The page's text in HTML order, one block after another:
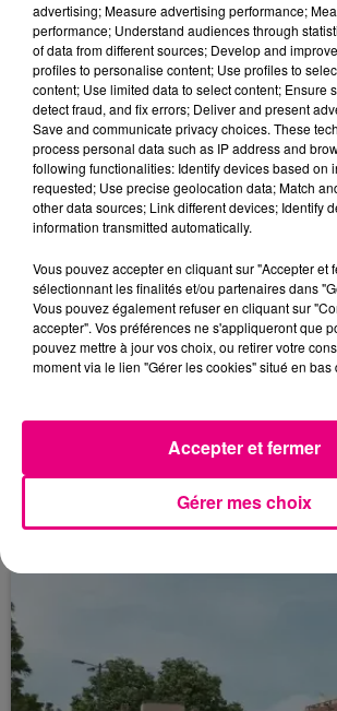
24 juillet 2026
Incendie à Plaisance-du-
habitations évacuées face
Violent incendie au nord de
advertising; Measure advertising performance;
performance; Understand audiences through
of data from different sources; Develop and
profiles to personalise content; Use profiles to
content; Use limited data to select content; Ensure
detect fraud, and fix errors; Deliver and present
Save and communicate privacy choices. These
process personal data such as IP address and
following functionalities: Identify devices based on
requested; Use precise geolocation data; Match
other data sources; Link different devices; Identify
information transmitted automatically.
Vous pouvez accepter en cliquant sur "Accepter et
sélectionnant les finalités et/ou partenaires dans
Vous pouvez également refuser en cliquant sur
accepter". Vos préférences ne s'appliqueront que
pouvez mettre à jour vos choix, ou retirer votre
moment via le lien "Gérer les cookies" situé en bas
Gérer mes choix
Accepter et fermer